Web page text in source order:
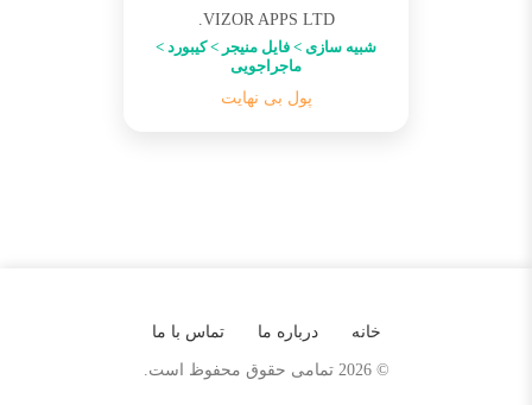
VIZOR APPS LTD.
شبیه سازی > فایل منیجر > کیبورد >
ماجراجویی
پول بی نهایت
خانه درباره ما تماس با ما
© 2026 تمامی حقوق محفوظ است.